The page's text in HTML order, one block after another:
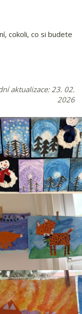
cokoli, co si budete
aktualizace: 23. 02.
2026